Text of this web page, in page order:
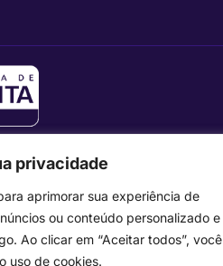
privacidade
aprimorar sua experiência de
ou conteúdo personalizado e
Ao clicar em “Aceitar todos”, você
uso de cookies.